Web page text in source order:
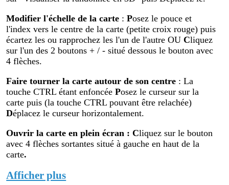
Modifier l'échelle de la carte :Posez le pouce et
l'index vers le centre de la carte (petite croix rouge) puis
écartez les ou rapprochez les l'un de l'autre OUCliquez
sur l'un des 2 boutons + / - situé dessous le bouton avec
4 flèches.
Faire tourner la carte autour de son centre : La
touche CTRL étant enfoncéePosez le curseur sur la
carte puis (la touche CTRL pouvant être relachée)
Déplacez le curseur horizontalement.
Ouvrir la carte en plein écran :Cliquez sur le bouton
avec 4 flèches sortantes situé à gauche en haut de la
carte.
Afficher plus